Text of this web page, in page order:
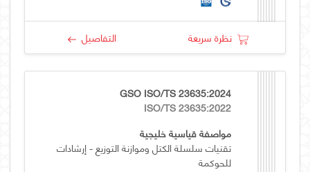
نظرة سريعة التفاصيل
GSO ISO/TS 23635:2024
ISO/TS 23635:2022
مواصفة قياسية خليجية
تقنيات سلسلة الكتل وموازنة التوزيع - إرشادات
للحوكمة